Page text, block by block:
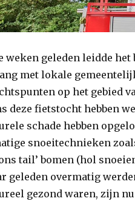
weken geleden leidde
met lokale
op het gebied
deze fietstocht hebben
schade hebben
snoeitechnieken
tail’ bomen (hol
geleden overmatig
gezond waren, zijn